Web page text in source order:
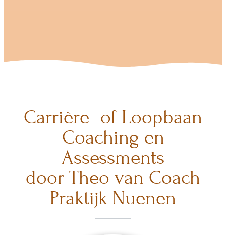
Carrière- of Loopbaan
Coaching en
Assessments
door Theo van Coach
Praktijk Nuenen